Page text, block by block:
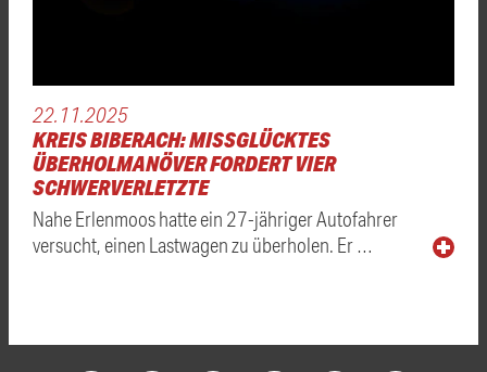
22.11.2025
KREIS BIBERACH: MISSGLÜCKTES
ÜBERHOLMANÖVER FORDERT VIER
SCHWERVERLETZTE
Nahe Erlenmoos hatte ein 27-jähriger Autofahrer
versucht, einen Lastwagen zu überholen. Er …